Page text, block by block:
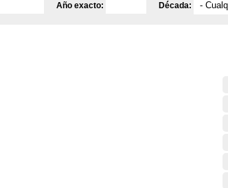
Año exacto: Década: